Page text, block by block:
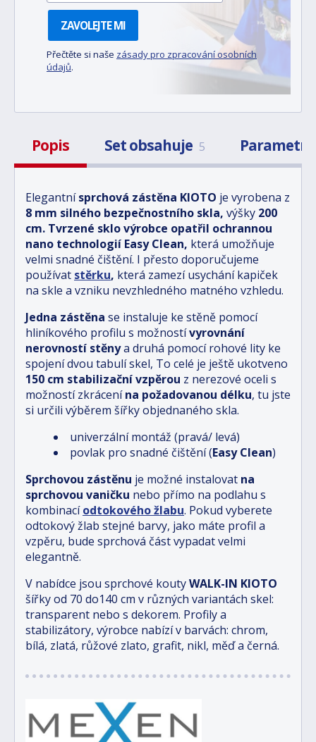
ZAVOLEJTE MI
Přečtěte si naše zásady pro zpracování osobních
údajů.
Popis Set obsahuje 5 Parametry
Elegantnísprchová zástěna KIOTO je vyrobena z
8 mm silného bezpečnostního skla, výšky 200
cm. Tvrzené sklovýrobce opatřil ochrannou
nano technologií Easy Clean, která umožňuje
velmi snadné čištění. I přesto doporučujeme
používat stěrku, která zamezí usychání kapiček
na skle a vzniku nevzhledného matného vzhledu.
Jedna zástěna se instaluje ke stěně pomocí
hliníkového profilu s možnostívyrovnání
nerovností stěnya druhá pomocí rohové lity ke
spojení dvou tabulí skel, To celé je ještě ukotveno
150 cm stabilizační vzpěrou z nerezové oceli s
možností zkrácení na požadovanou délku, tu jste
si určili výběrem šířky objednaného skla.
univerzální montáž (pravá/ levá)
povlak pro snadné čištění (Easy Clean)
Sprchovou zástěnu je možné instalovat na
sprchovou vaničku nebo přímo na podlahu s
kombinací odtokového žlabu. Pokud vyberete
odtokový žlab stejné barvy, jako máte profil a
vzpěru, bude sprchová část vypadat velmi
elegantně.
V nabídce jsou sprchové koutyWALK-IN KIOTO
šířky od 70 do140 cm v různých variantách skel:
transparent nebo s dekorem. Profily a
stabilizátory, výrobce nabízí v barvách: chrom,
bílá, zlatá, růžové zlato, grafit, nikl, měď a černá.